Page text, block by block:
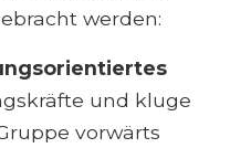
werden:
und kluge
vorwärts